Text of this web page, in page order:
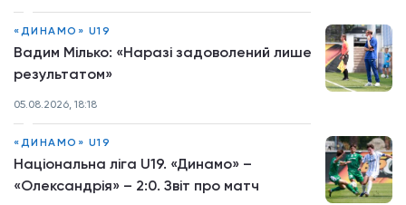
«ДИНАМО» U19
Вадим Мілько: «Наразі задоволений лише
результатом»
05.08.2026, 18:18
«ДИНАМО» U19
Національна ліга U19. «Динамо» –
«Олександрія» – 2:0. Звіт про матч